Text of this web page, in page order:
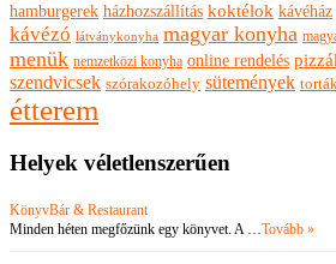
hamburgerek házhozszállítás koktélok kávéház
kávézó látványkonyha magyar konyha
menük nemzetközi konyha online rendelés
szendvicsek szórakozóhely sütemények
étterem
Helyek véletlenszerűen
KönyvBár & Restaurant
Minden héten megfőzünk egy könyvet. A … Tovább »